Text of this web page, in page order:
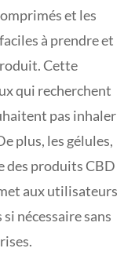
et les
à prendre et
Cette
qui recherchent
pas inhaler
plus, les gélules,
des produits CBD
aux utilisateurs
nécessaire sans